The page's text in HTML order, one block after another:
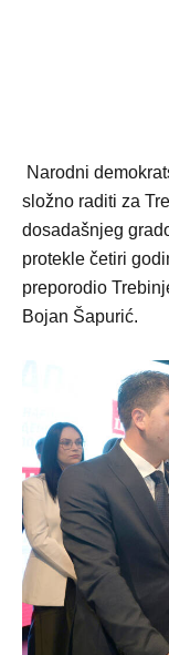
Narodni
složno raditi za
dosadašnjeg
protekle četiri
preporodio
Bojan Šapurić.